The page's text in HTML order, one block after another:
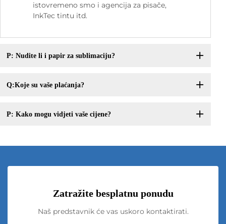
istovremeno smo i agencija za pisače,
InkTec tintu itd.
P: Nudite li i papir za sublimaciju?
Q:Koje su vaše plaćanja?
P: Kako mogu vidjeti vaše cijene?
Zatražite besplatnu ponudu
Naš predstavnik će vas uskoro kontaktirati.